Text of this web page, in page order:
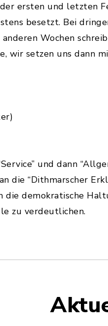
ersten und letzten
besetzt. Bei
Wochen
wir setzen uns dann
und dann
die “Dithmarscher
die demokratische
zu verdeutlichen.